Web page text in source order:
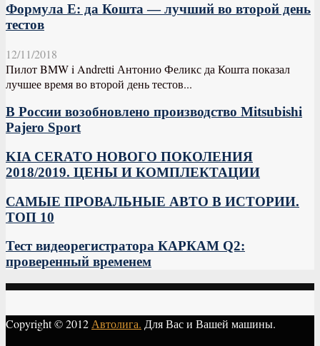
Формула E: да Кошта — лучший во второй день
тестов
12/11/2018
Пилот BMW i Andretti Антонио Феликс да Кошта показал
лучшее время во второй день тестов...
В России возобновлено производство Mitsubishi
Pajero Sport
KIA CERATO НОВОГО ПОКОЛЕНИЯ
2018/2019. ЦЕНЫ И КОМПЛЕКТАЦИИ
САМЫЕ ПРОВАЛЬНЫЕ АВТО В ИСТОРИИ.
ТОП 10
Тест видеорегистратора КАРКАМ Q2:
проверенный временем
Copyright © 2012 Автолига. Для Вас и Вашей машины.